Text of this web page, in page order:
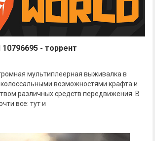
- торрент
мультиплеерная выживалка в
возможностями крафта и
различных средств передвижения. В
все: тут и